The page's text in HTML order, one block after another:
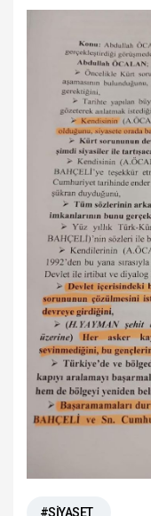
#SİYASET